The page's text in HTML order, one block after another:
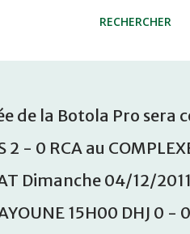
RECHERCHER
de la Botola Pro sera
- 0 RCA au
Dimanche 04/12/
15H00 DHJ 0 -